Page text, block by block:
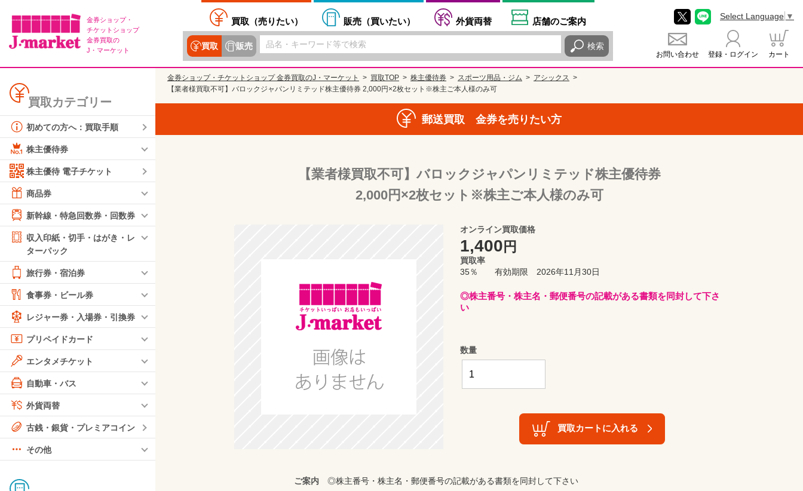
金券ショップ・
チケットショップ
金券買取の
J・マーケット
買取（売りたい） 販売（買いたい） 外貨両替 店舗のご案内
買取 販売 検索
お問い合わせ 登録・ログイン カート
Select Language ▼
買取カテゴリー
初めての方へ：買取手順
株主優待券
株主優待 電子チケット
商品券
新幹線・特急回数券・回数券
収入印紙・切手・はがき・レ
ターパック
旅行券・宿泊券
食事券・ビール券
レジャー券・入場券・引換券
プリペイドカード
エンタメチケット
自動車・バス
外貨両替
古銭・銀貨・プレミアコイン
その他
金券ショップ・チケットショップ 金券買取のJ・マーケット 買取TOP 株主優待券 スポーツ用品・ジム
アシックス
【業者様買取不可】バロックジャパンリミテッド株主優待券 2,000円×2枚セット※株主ご本人様のみ可
郵送買取 金券を売りたい方
【業者様買取不可】バロックジャパンリミテッド株主優待券
2,000円×2枚セット※株主ご本人様のみ可
オンライン買取価格
1,400 円
買取率
35％ 有効期限 2026年11月30日
◎株主番号・株主名・郵便番号の記載がある書類を同封して下さ
い
数量
買取カートに入れる
ご案内 ◎株主番号・株主名・郵便番号の記載がある書類を同封して下さい